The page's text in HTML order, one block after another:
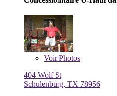
VoirPhotos
404 Wolf St
Schulenburg, TX 78956